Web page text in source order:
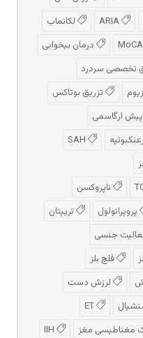
لکانماب
درمان بیخوابی
تخصصی سردرد
تزریق بوتاکس
ارگاسمی
ناپروکسن
پروپرانولول
تریپتان
جنسی
فلج بلز
لرزش دست
مغناطیسی مغز